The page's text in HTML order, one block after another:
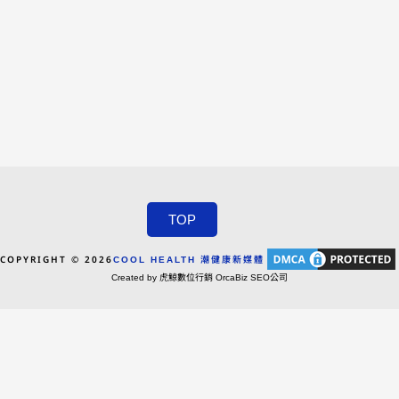
TOP
COPYRIGHT © 2026COOL HEALTH 潮健康新媒體
Created by 虎鯨數位行銷 OrcaBiz SEO公司